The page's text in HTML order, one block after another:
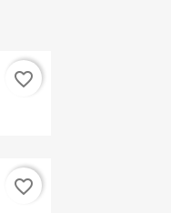
favorite_border
favorite_border